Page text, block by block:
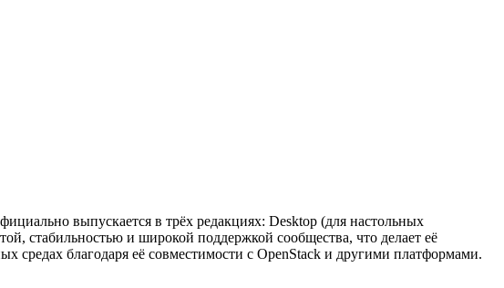
выпускается в трёх редакциях: Desktop (для настольных
стабильностью и широкой поддержкой сообщества, что делает её
благодаря её совместимости с OpenStack и другими платформами.